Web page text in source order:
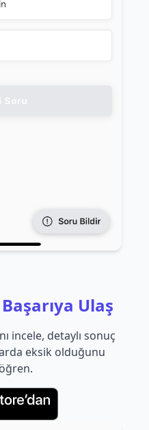
Ulaş
incele, detaylı sonuç
eksik olduğunu